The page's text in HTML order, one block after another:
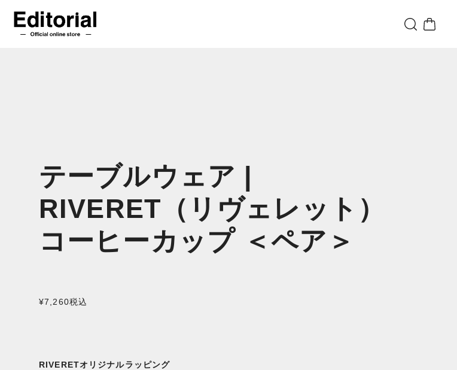
テーブルウェア |
RIVERET（リヴェレット）
コーヒーカップ ＜ペア＞
¥7,260税込
RIVERETオリジナルラッピング